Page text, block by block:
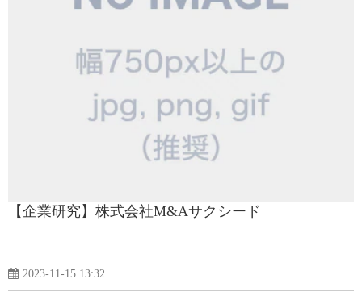
【企業研究】株式会社M&Aサクシード
2023-11-15 13:32